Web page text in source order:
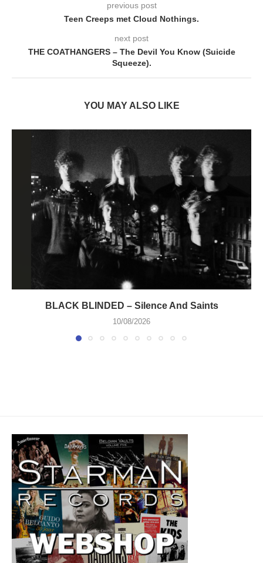
previous post
Teen Creeps met Cloud Nothings.
next post
THE COATHANGERS – The Devil You Know (Suicide
Squeeze).
YOU MAY ALSO LIKE
BLACK BLINDED – Silence And Saints
10/08/2026